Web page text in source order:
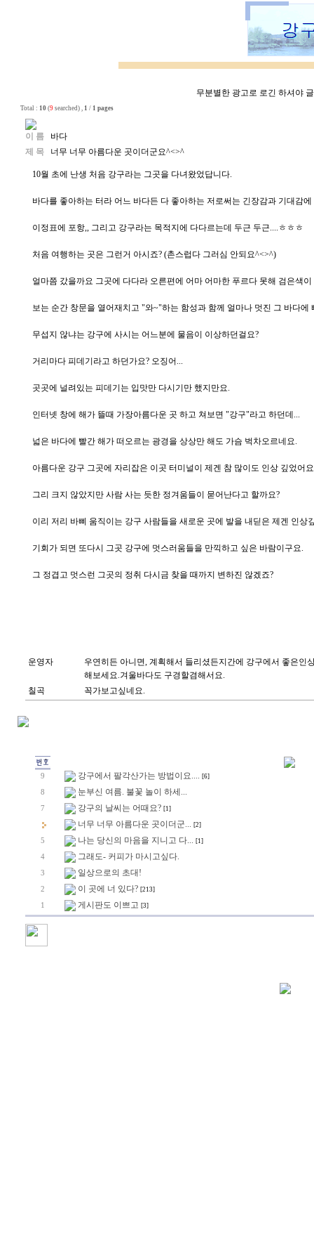
무분별한 광고로 로긴 하셔야
Total : 10 (9searched) , 1 / 1 pages
이 름
바다
제 목
너무 너무 아름다운 곳이더군요^<>^
10월 초에 난생 처음 강구라는 그곳을 다녀왔었답니다.
바다를 좋아하는 터라 어느 바다든 다 좋아하는 저로써는 긴장감과 기대감
이정표에 포항,, 그리고 강구라는 목적지에 다다르는데 두근 두근....ㅎㅎㅎ
처음 여행하는 곳은 그런거 아시죠? (촌스럽다 그러심 안되요^<>^)
얼마쯤 갔을까요 그곳에 다다라 오른편에 어마 어마한 푸르다 못해 검은색이
보는 순간 창문을 열어재치고 "와~"하는 함성과 함께 얼마나 멋진 그 바다에
무섭지 않냐는 강구에 사시는 어느분에 물음이 이상하던걸요?
거리마다 피데기라고 하던가요? 오징어...
곳곳에 널려있는 피데기는 입맛만 다시기만 했지만요.
인터넷 창에 해가 뜰때 가장아름다운 곳 하고 쳐보면 "강구"라고 하던데...
넓은 바다에 빨간 해가 떠오르는 광경을 상상만 해도 가슴 벅차오르네요.
아름다운 강구 그곳에 자리잡은 이곳 터미널이 제겐 참 많이도 인상 깊었어
그리 크지 않았지만 사람 사는 듯한 정겨움들이 묻어난다고 할까요?
이리 저리 바삐 움직이는 강구 사람들을 새로운 곳에 발을 내딛은 제겐 인상
기회가 되면 또다시 그곳 강구에 멋스러움들을 만끽하고 싶은 바람이구요.
그 정겹고 멋스런 그곳의 정취 다시금 찾을 때까지 변하진 않겠죠?
운영자
우연히든 아니면, 계획해서 들리셨든지간에 강구에서 좋은
해보세요.겨울바다도 구경할겸해서요.
칠곡
꼭가보고싶네요.
9 강구에서 팔각산가는 방법이요.... [6]
8 눈부신 여름. 불꽃 놀이 하세...
7 강구의 날씨는 어때요? [1]
너무 너무 아름다운 곳이더군... [2]
5 나는 당신의 마음을 지니고 다... [1]
4 그래도- 커피가 마시고싶다.
3 일상으로의 초대!
2 이 곳에 너 있다? [213]
1 게시판도 이쁘고 [3]